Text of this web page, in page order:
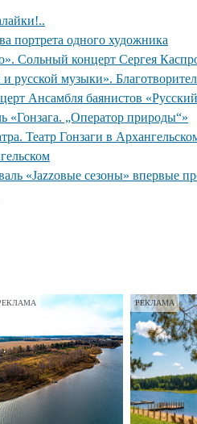
портрета одного художника
Сольный концерт Сергея
русской музыки».
Ансамбля баянистов
«Гонзага. „Оператор природы“»
Театр Гонзаги в
«Jazzовые сезоны» впервые
РЕКЛАМА